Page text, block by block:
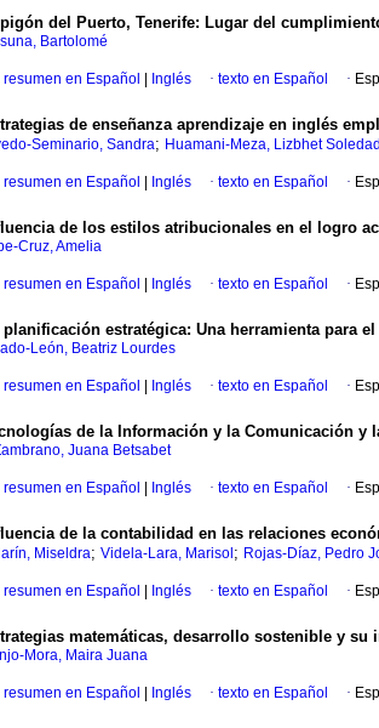
del Puerto, Tenerife: Lugar del
Bartolomé
resumen en Español Inglés · texto en Español ·
de enseñanza aprendizaje en inglés
Seminario, Sandra; Huamani-Meza, Lizbhet
resumen en Español Inglés · texto en Español ·
de los estilos atribucionales en el logro
Cruz, Amelia
resumen en Español Inglés · texto en Español ·
planificación estratégica: Una herramienta para
León, Beatriz Lourdes
resumen en Español Inglés · texto en Español ·
de la Información y la Comunicación y
Juana Betsabet
resumen en Español Inglés · texto en Español ·
de la contabilidad en las relaciones
Miseldra; Videla-Lara, Marisol ; Rojas-Díaz, Pedro
resumen en Español Inglés · texto en Español ·
matemáticas, desarrollo sostenible y
Mora, Maira Juana
resumen en Español Inglés · texto en Español ·